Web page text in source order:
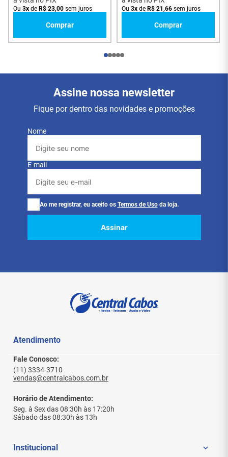
Conteúdo da
01 Filtro de Linha
Metálico 4 Tomadas
com Cabo 5 Metros
Ou 3x de R$ 23,00 sem juros
Comprar
Ou 3x de R$ 21 ,66 sem juros
Comprar
Assine nossa newsletter
Fique por dentro das novidades e promoções
Nome
E-mail
Ao me registrar, eu aceito os Termos de Uso da loja.
Assinar
Atendimento
Fale Conosco:
(11) 3334-3710
vendas@centralcabos.com.br
Horário de Atendimento:
Seg. à Sex das 08:30h às 17:20h
Sábado das 08:30h às 13h
Institucional